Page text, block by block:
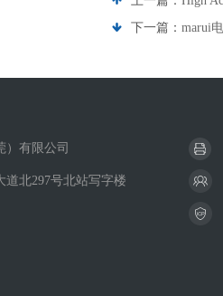
下一篇： marui
）有限公司
北297号北站写字楼